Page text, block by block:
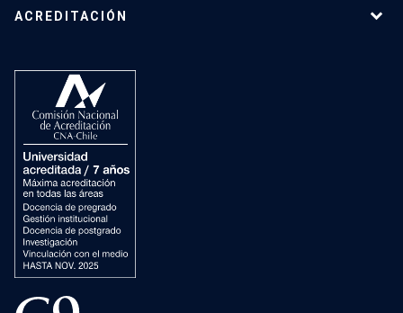
ACREDITACIÓN